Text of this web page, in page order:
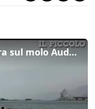
Maltempo a Trieste: la bora sul molo Audace